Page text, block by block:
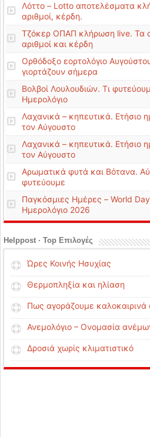
Λόττο – Lotto αποτελέσματα
αριθμοί, κέρδη.
Τζόκερ ΟΠΑΠ κλήρωση live. Τα
αριθμοί και κέρδη
Ορθόδοξο εορτολόγιο
γιορτάζουν σήμερα
Βολβοί Λουλουδιών. Τι
Ημερολόγιο
Λαχανικά – κηπευτικά. Ετήσιο
τον Αύγουστο
Λαχανικά – κηπευτικά. Ετήσιο
τον Αύγουστο
Αρωματικά φυτά και Βότανα.
φυτεύουμε
Παγκόσμιες Ημέρες – World
Ημερολόγιο 2026
Helppost · Top Επιλογές
Ώρες Κοινής Ησυχίας
Θερμοπληξία και ηλίαση
Πως αγοράζουμε καλοκαιρινά
Ανεμολόγιο – Ονομασία
Δροσιά χωρίς κλιματιστικό